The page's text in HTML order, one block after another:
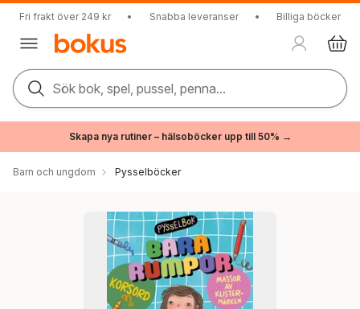
Fri frakt över 249 kr • Snabba leveranser • Billiga böcker
Sök bok, spel, pussel, penna...
Skapa nya rutiner – hälsoböcker upp till 50% →
Barn och ungdom Pysselböcker